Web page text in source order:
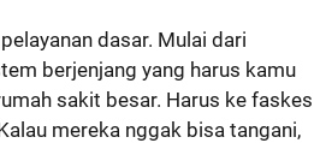
dasar. Mulai dari
berjenjang yang harus kamu
sakit besar. Harus ke faskes
mereka nggak bisa tangani,